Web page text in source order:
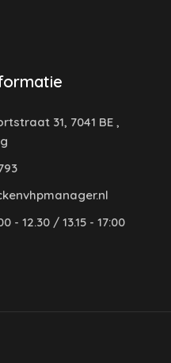
31, 7041 BE ,
- 12.30 / 13.15 - 17:00